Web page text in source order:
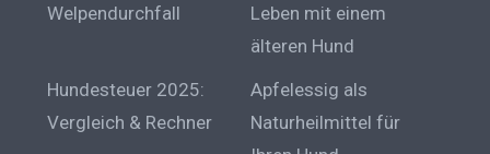
Welpendurchfall
Leben mit einem
älteren Hund
Hundesteuer 2025:
Vergleich & Rechner
Apfelessig als
Naturheilmittel für